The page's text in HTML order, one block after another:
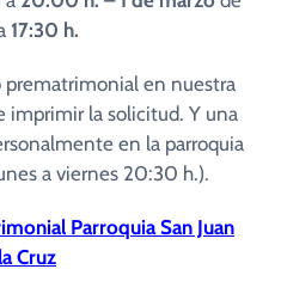
17:30 h.
prematrimonial en nuestra
imprimir la solicitud. Y una
en la parroquia
a viernes 20:30 h.).
Parroquia San Juan
Cruz